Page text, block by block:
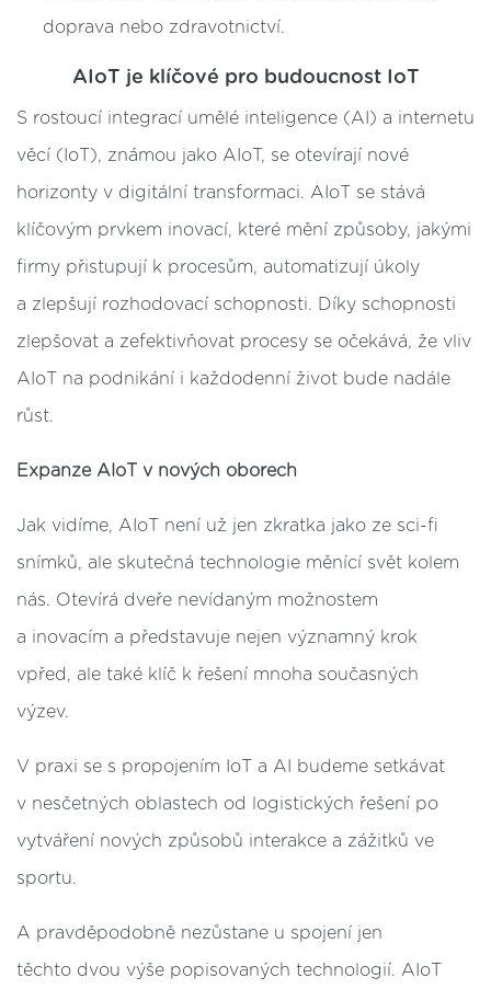
doprava nebo zdravotnictví.
AIoT je klíčové pro budoucnost IoT
S rostoucí integrací umělé inteligence (AI) a internetu
věcí (IoT), známou jako AIoT, se otevírají nové
horizonty v digitální transformaci. AIoT se stává
klíčovým prvkem inovací, které mění způsoby, jakými
firmy přistupují k procesům, automatizují úkoly
a zlepšují rozhodovací schopnosti. Díky schopnosti
zlepšovat a zefektivňovat procesy se očekává, že vliv
AIoT na podnikání i každodenní život bude nadále
růst.
Expanze AIoT v nových oborech
Jak vidíme, AIoT není už jen zkratka jako ze sci-fi
snímků, ale skutečná technologie měnící svět kolem
nás. Otevírá dveře nevídaným možnostem
a inovacím a představuje nejen významný krok
vpřed, ale také klíč k řešení mnoha současných
výzev.
V praxi se s propojením IoT a AI budeme setkávat
v nesčetných oblastech od logistických řešení po
vytváření nových způsobů interakce a zážitků ve
sportu.
A pravděpodobně nezůstane u spojení jen
těchto dvou výše popisovaných technologií. AIoT